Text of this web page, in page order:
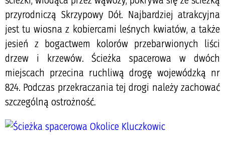
przyrodniczą Skrzypowy Dół. Najbardziej atrakcyjna
jest tu wiosna z kobiercami leśnych kwiatów, a także
jesień z bogactwem kolorów przebarwionych liści
drzew i krzewów. Ścieżka spacerowa w dwóch
miejscach przecina ruchliwą drogę wojewódzką nr
824. Podczas przekraczania tej drogi należy zachować
szczególną ostrożność.